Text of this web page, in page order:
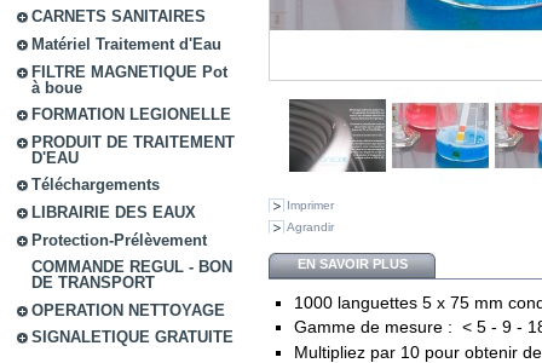
CARNETS SANITAIRES
Matériel Traitement d'Eau
FILTRE MAGNETIQUE Pot
à boue
FORMATION LEGIONELLE
PRODUIT DE TRAITEMENT
D'EAU
Téléchargements
LIBRAIRIE DES EAUX
Protection-Prélèvement
COMMANDE REGUL - BON
DE TRANSPORT
OPERATION NETTOYAGE
SIGNALETIQUE GRATUITE
Imprimer
Agrandir
EN SAVOIR PLUS
1000 languettes 5 x 75 mm
Gamme de mesure : < 5 - 9 -
Multipliez par 10 pour obtenir